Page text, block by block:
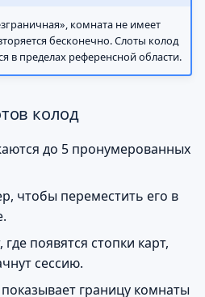
комната не имеет
бесконечно. Слоты колод
пределах референсной области.
колод
до 5 пронумерованных
чтобы переместить его в
появятся стопки карт,
сессию.
границу комнаты